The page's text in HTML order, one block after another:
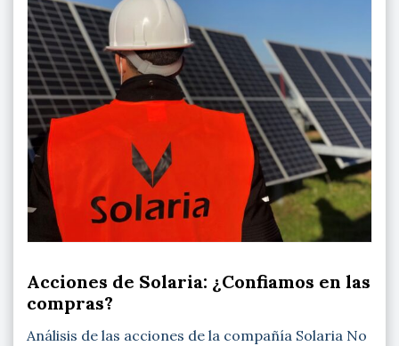
Acciones de Solaria: ¿Confiamos en las
compras?
Análisis de las acciones de la compañía Solaria No